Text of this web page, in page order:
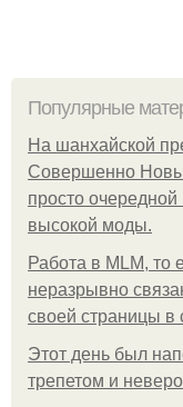
Популярные
На шанхайской
Совершенно
просто
высокой моды.
Работа в MLM, то
неразрывно
своей страницы в
Этот день был
трепетом и